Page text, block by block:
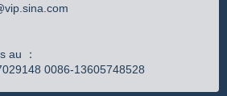
au ：
0086-13605748528